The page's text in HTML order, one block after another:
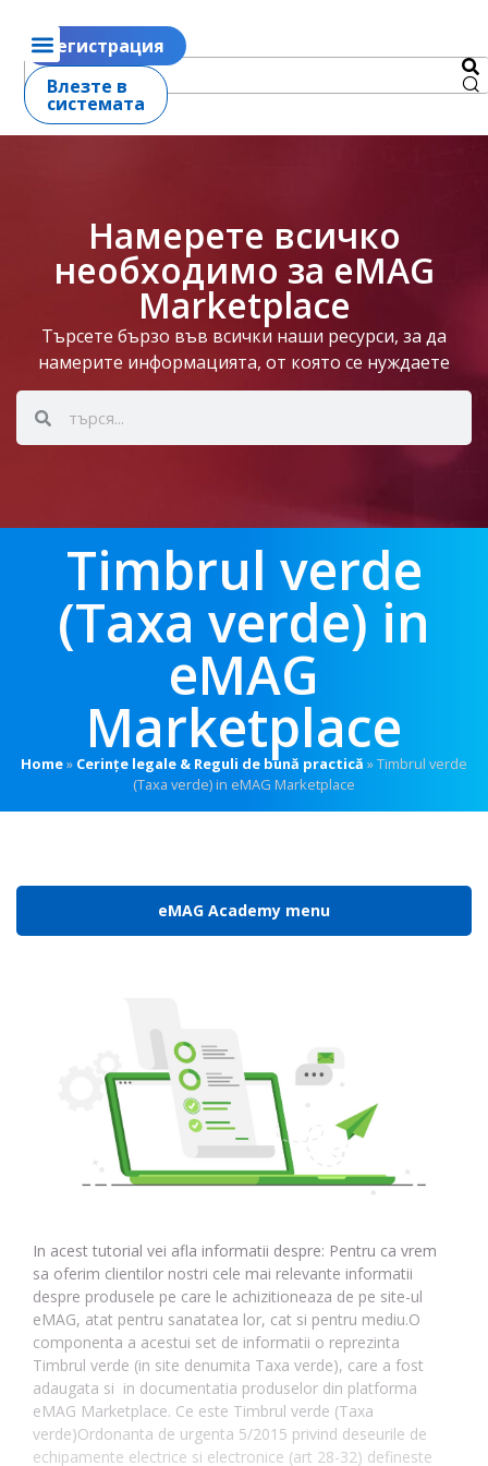
Регистрация
Влезте в
системата
Намерете всичко
необходимо за eMAG
Marketplace
Търсете бързо във всички наши ресурси, за да
намерите информацията, от която се нуждаете
Timbrul verde
(Taxa verde) in
eMAG
Marketplace
Home» Cerințe legale & Reguli de bună practică »Timbrul verde
(Taxa verde) in eMAG Marketplace
eMAG Academy menu
In acest tutorial vei afla informatii despre: Pentru ca vrem
sa oferim clientilor nostri cele mai relevante informatii
despre produsele pe care le achizitioneaza de pe site-ul
eMAG, atat pentru sanatatea lor, cat si pentru mediu.O
componenta a acestui set de informatii o reprezinta
Timbrul verde (in site denumita Taxa verde), care a fost
adaugata si in documentatia produselor din platforma
eMAG Marketplace. Ce este Timbrul verde (Taxa
verde)Ordonanta de urgenta 5/2015 privind deseurile de
echipamente electrice si electronice (art 28-32) defineste